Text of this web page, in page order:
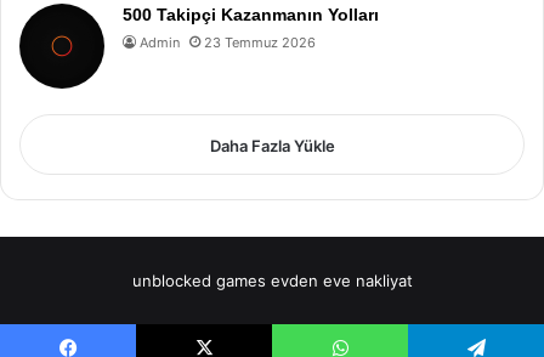
500 Takipçi Kazanmanın Yolları
Admin 23 Temmuz 2026
Daha Fazla Yükle
unblocked games evden eve nakliyat